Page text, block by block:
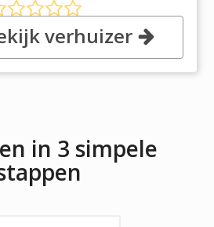
Margarita Youville 450,
verhuizer
in 3 simpele